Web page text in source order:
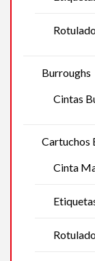
Burroughs
Cintas
Cartuchos
Cinta